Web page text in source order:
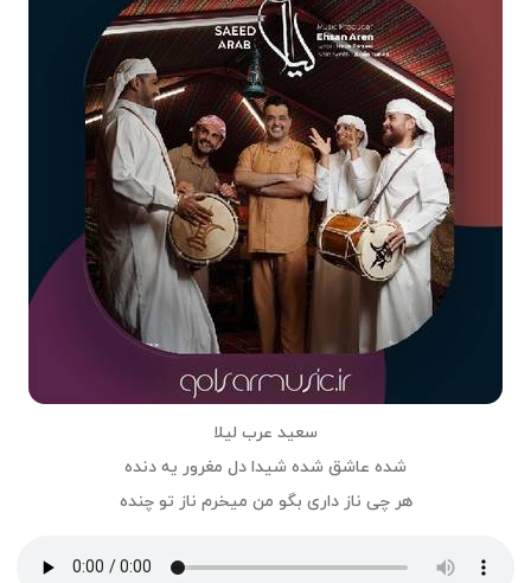
سعید عرب لیلا
شده عاشق شده شیدا دل مغرور یه دنده
هر چی ناز داری بگو من میخرم ناز تو چنده